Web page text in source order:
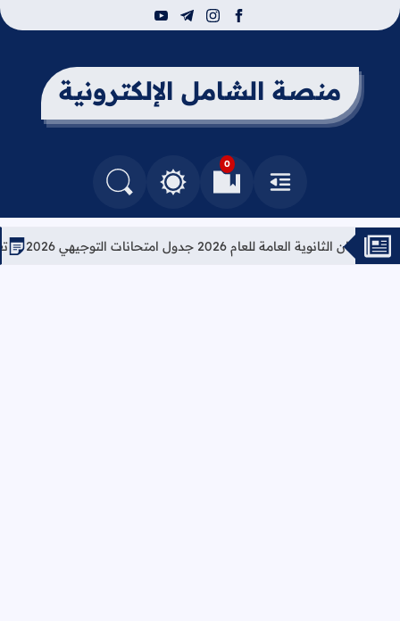
facebook
instagram
telegram
youtube
منصة الشامل الإلكترونية
القائمة
0
العلامات المرجعيةالتغيير بين الوضع النهاري والداكن
البحث في المدونة
العامة للعام 2026 جدول امتحانات التوجيهي 2026